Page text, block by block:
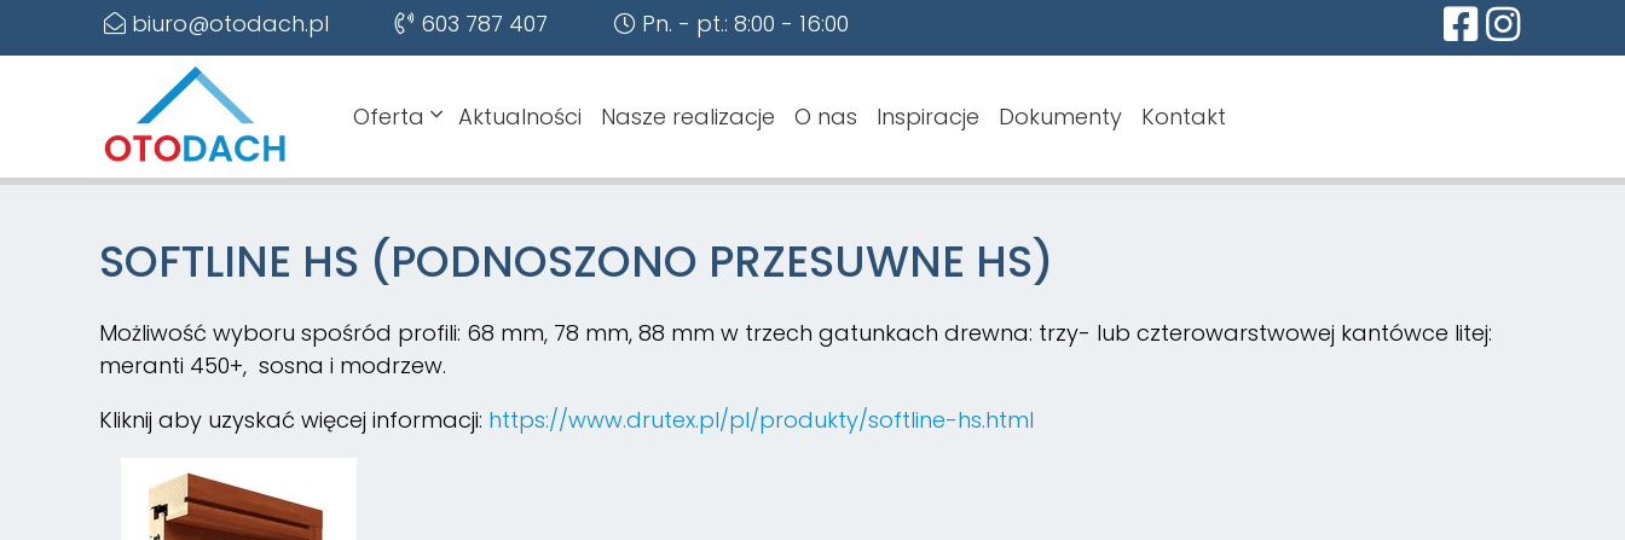
biuro@otodach.pl 603 787 407 Pn. - pt.: 8:00 - 16:00
Oferta Aktualności Nasze realizacje O nas Inspiracje Dokumenty Kontakt
SOFTLINE HS (PODNOSZONO PRZESUWNE HS)
Możliwość wyboru spośród profili: 68 mm, 78 mm, 88 mm w trzech gatunkach drewna: trzy- lub czterowarstwowej kantówce litej:
meranti 450+, sosna i modrzew.
Kliknij aby uzyskać więcej informacji: https://www.drutex.pl/pl/produkty/softline-hs.html